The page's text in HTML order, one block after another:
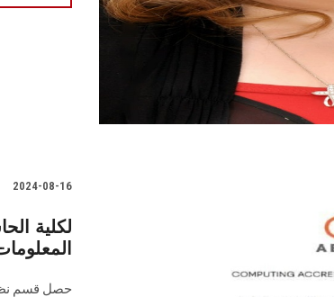
2024-08-16
حصل قسم